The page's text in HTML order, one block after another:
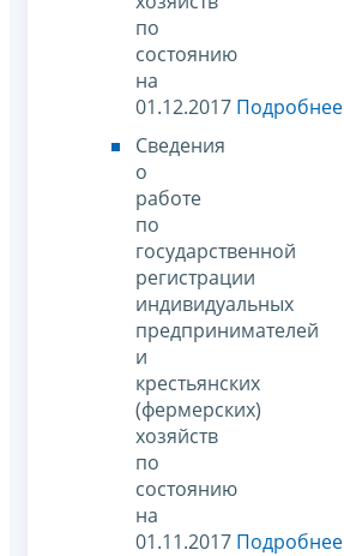
по
состоянию
на
01.12.2017 Подробнее
Сведения
о
работе
по
государственной
регистрации
индивидуальных
предпринимателей
и
крестьянских
(фермерских)
хозяйств
по
состоянию
на
01.11.2017 Подробнее